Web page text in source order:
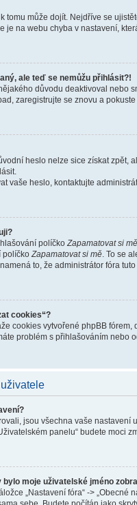
tomu může dojít. Nejdříve se
je na webu chyba v nastavení,
ale teď se nemůžu přihlásit?!
důvodu deaktivoval nebo
zaregistrujte se znovu a
heslo nelze sice získat zpět,
vaše heslo, kontaktujte
políčko Zapamatovat si mě
políčko Zapamatovat si mě . To se
to, že administrátor fóra tuto
cookies“?
cookies vytvořené phpBB
problém s přihlašováním nebo
jsou všechna vaše
panelu“ budete moci
moje uživatelské jméno
„Nastavení fóra“ -> „Obecné